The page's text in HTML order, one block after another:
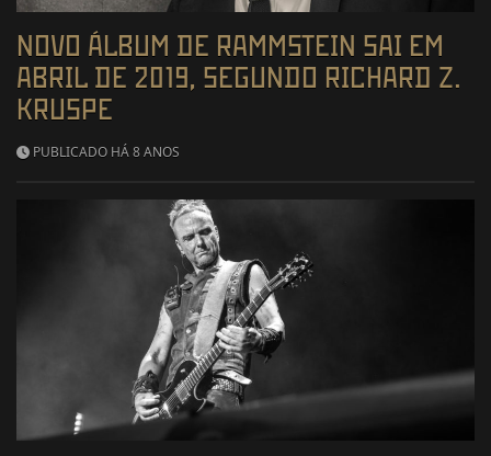
NOVO ÁLBUM DE RAMMSTEIN SAI EM
ABRIL DE 2019, SEGUNDO RICHARD Z.
KRUSPE
PUBLICADO HÁ 8 ANOS